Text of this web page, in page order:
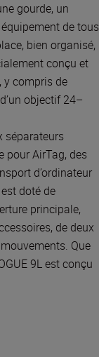
gourde, un
de tous
bien organisé,
conçu et
y compris de
objectif 24–
séparateurs
pour AirTag, des
d’ordinateur
doté de
principale,
de deux
Que
9L est conçu